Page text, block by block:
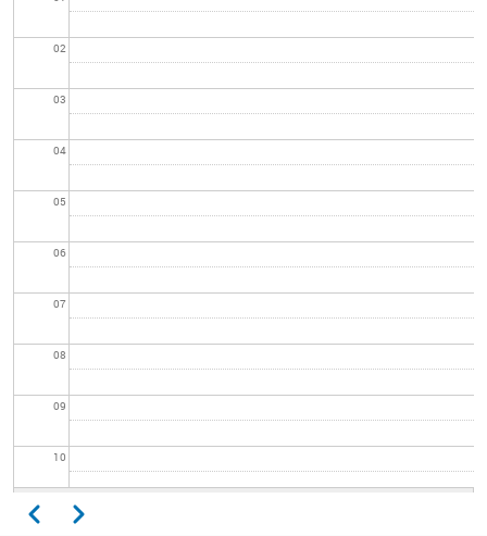
02
03
04
05
06
07
08
09
10
Paginación
AnteriorSiguiente